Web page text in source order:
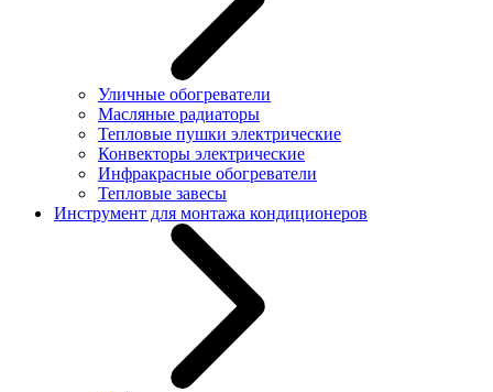
Уличные обогреватели
Масляные радиаторы
Тепловые пушки электрические
Конвекторы электрические
Инфракрасные обогреватели
Тепловые завесы
Инструмент для монтажа кондиционеров